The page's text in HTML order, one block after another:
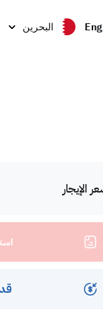
البحرين
الإيجار